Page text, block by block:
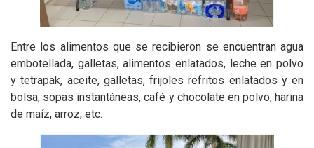
Entre los alimentos que se recibieron se encuentran agua
embotellada, galletas, alimentos enlatados, leche en polvo
y tetrapak, aceite, galletas, frijoles refritos enlatados y en
bolsa, sopas instantáneas, café y chocolate en polvo, harina
de maíz, arroz, etc.